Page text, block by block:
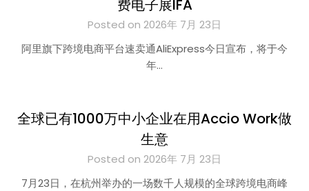
费电子展IFA
Posted on 2026年 7月 23日
阿里旗下跨境电商平台速卖通AliExpress今日宣布，将于今
年…
全球已有1000万中小企业在用Accio Work做
生意
Posted on 2026年 7月 23日
7月23日，在杭州举办的一场数千人规模的全球跨境电商峰